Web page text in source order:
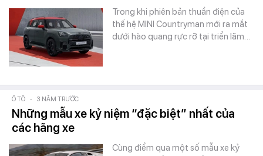
Trong khi phiên bản thuần điện của
thế hệ MINI Countryman mới ra mắt
dưới hào quang rực rỡ tại triển lãm…
Ô TÔ - 3 NĂM TRƯỚC
Những mẫu xe kỷ niệm “đặc biệt” nhất của
các hãng xe
Cùng điểm qua một số mẫu xe kỷ